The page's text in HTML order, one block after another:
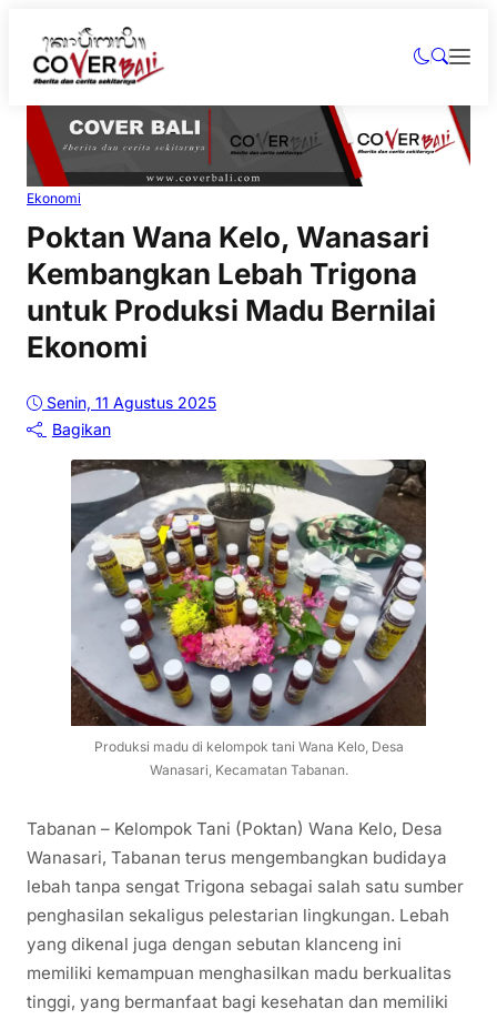
Ekonomi
Poktan Wana Kelo, Wanasari
Kembangkan Lebah Trigona
untuk Produksi Madu Bernilai
Ekonomi
Senin, 11 Agustus 2025
Bagikan
Produksi madu di kelompok tani Wana Kelo, Desa
Wanasari, Kecamatan Tabanan.
Tabanan – Kelompok Tani (Poktan) Wana Kelo, Desa
Wanasari, Tabanan terus mengembangkan budidaya
lebah tanpa sengat Trigona sebagai salah satu sumber
penghasilan sekaligus pelestarian lingkungan. Lebah
yang dikenal juga dengan sebutan klanceng ini
memiliki kemampuan menghasilkan madu berkualitas
tinggi, yang bermanfaat bagi kesehatan dan memiliki